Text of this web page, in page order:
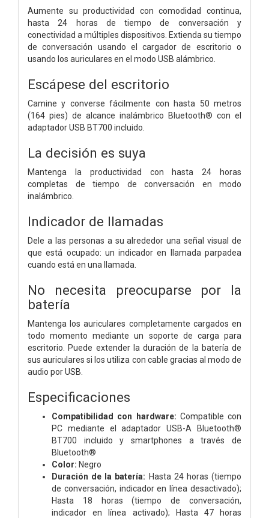
Aumente su productividad con comodidad continua,
hasta 24 horas de tiempo de conversación y
conectividad a múltiples dispositivos. Extienda su tiempo
de conversación usando el cargador de escritorio o
usando los auriculares en el modo USB alámbrico.
Escápese del escritorio
Camine y converse fácilmente con hasta 50 metros
(164 pies) de alcance inalámbrico Bluetooth® con el
adaptador USB BT700 incluido.
La decisión es suya
Mantenga la productividad con hasta 24 horas
completas de tiempo de conversación en modo
inalámbrico.
Indicador de llamadas
Dele a las personas a su alrededor una señal visual de
que está ocupado: un indicador en llamada parpadea
cuando está en una llamada.
No necesita preocuparse por la
batería
Mantenga los auriculares completamente cargados en
todo momento mediante un soporte de carga para
escritorio. Puede extender la duración de la batería de
sus auriculares si los utiliza con cable gracias al modo de
audio por USB.
Especificaciones
Compatibilidad con hardware: Compatible con
PC mediante el adaptador USB-A Bluetooth®
BT700 incluido y smartphones a través de
Bluetooth®
Color: Negro
Duración de la batería: Hasta 24 horas (tiempo
de conversación, indicador en línea desactivado);
Hasta 18 horas (tiempo de conversación,
indicador en línea activado); Hasta 47 horas